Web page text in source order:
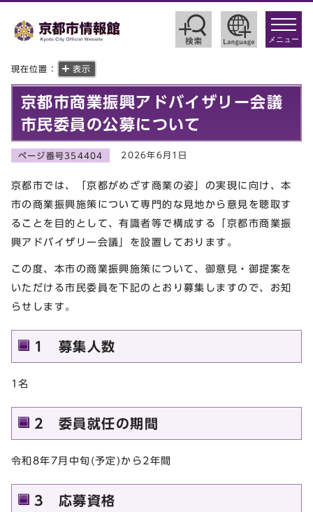
toggle
メニュー
現在位置： 表示
京都市商業振興アドバイザリー会議
市民委員の公募について
ページ番号354404 2026年6月1日
京都市では、「京都がめざす商業の姿」の実現に向け、本
市の商業振興施策について専門的な見地から意見を聴取す
ることを目的として、有識者等で構成する「京都市商業振
興アドバイザリー会議」を設置しております。
この度、本市の商業振興施策について、御意見・御提案を
いただける市民委員を下記のとおり募集しますので、お知
らせします。
1 募集人数
1名
2 委員就任の期間
令和8年7月中旬(予定)から2年間
3 応募資格